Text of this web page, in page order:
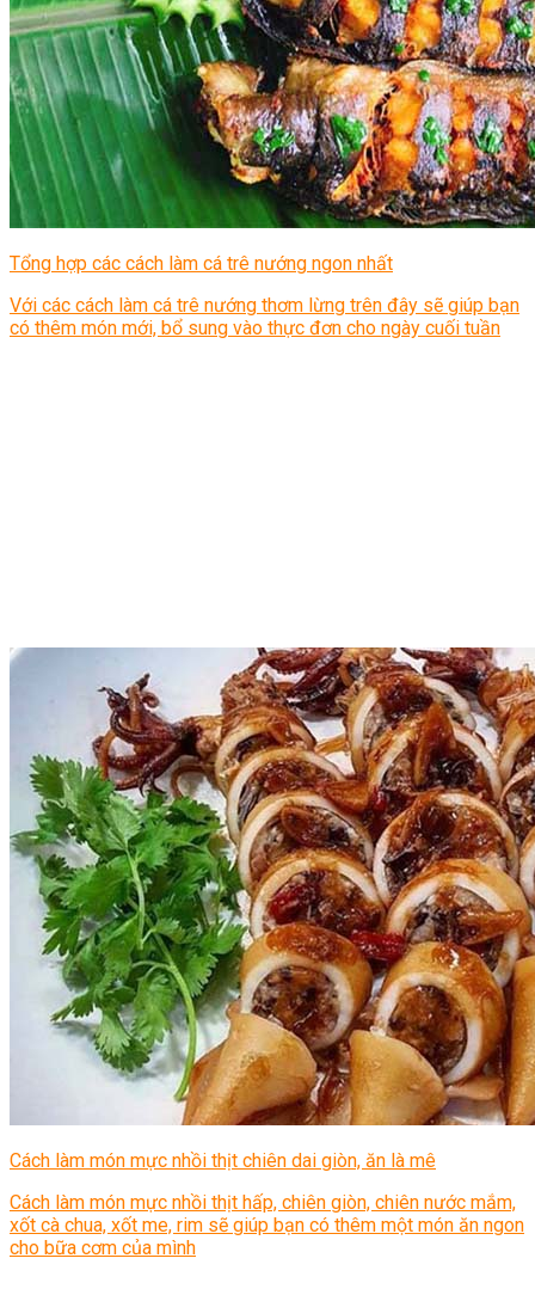
Tổng hợp các cách làm cá trê nướng ngon nhất
Với các cách làm cá trê nướng thơm lừng trên đây sẽ giúp bạn
có thêm món mới, bổ sung vào thực đơn cho ngày cuối tuần
Cách làm món mực nhồi thịt chiên dai giòn, ăn là mê
Cách làm món mực nhồi thịt hấp, chiên giòn, chiên nước mắm,
xốt cà chua, xốt me, rim sẽ giúp bạn có thêm một món ăn ngon
cho bữa cơm của mình